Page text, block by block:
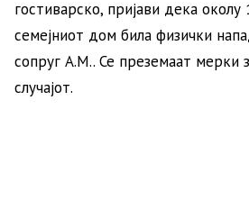
гостиварско, пријави дека околу
семејниот дом била физички
сопруг А.М.. Се преземаат мерки
случајот.